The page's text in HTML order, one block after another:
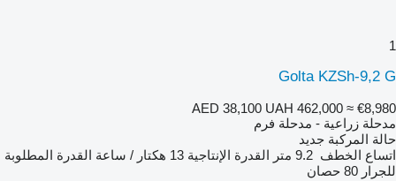
1
Golta KZSh-9,2 G
AED 38,100 UAH 462,000 ≈ €8,980
مدحلة زراعية - مدحلة فرم
حالة المركبة جديد
اتساع الخطف 9.2 متر القدرة الإنتاجية 13 هكتار / ساعة
القدرة المطلوبة
للجرار 80 حصان